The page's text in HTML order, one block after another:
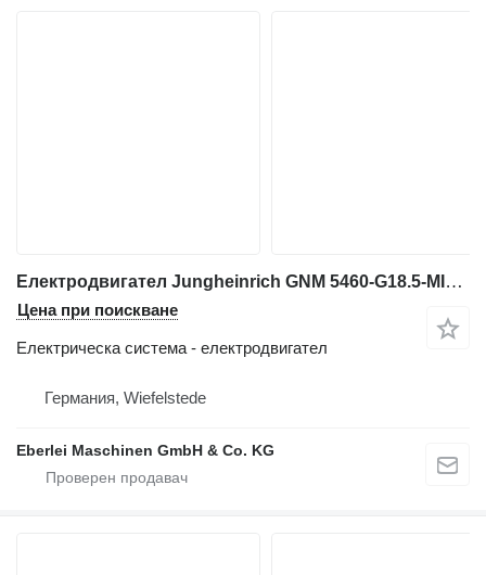
Електродвигател Jungheinrich GNM 5460-G18.5-MIR1 ERC 205 за електрокар
Цена при поискване
Електрическа система - електродвигател
Германия, Wiefelstede
Eberlei Maschinen GmbH & Co. KG